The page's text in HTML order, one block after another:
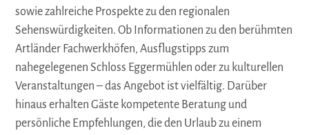
sowie zahlreiche Prospekte zu den regionalen
Sehenswürdigkeiten. Ob Informationen zu den berühmten
Artländer Fachwerkhöfen, Ausflugstipps zum
nahegelegenen Schloss Eggermühlen oder zu kulturellen
Veranstaltungen – das Angebot ist vielfältig. Darüber
hinaus erhalten Gäste kompetente Beratung und
persönliche Empfehlungen, die den Urlaub zu einem